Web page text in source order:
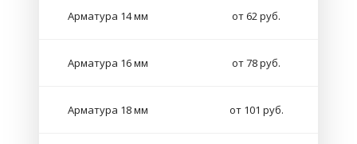
Арматура 14 мм от 62 руб.
Арматура 16 мм от 78 руб.
Арматура 18 мм от 101 руб.